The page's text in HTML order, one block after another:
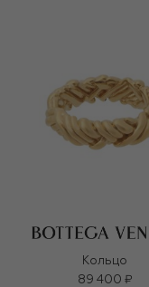
Кольцо
89 400 ₽